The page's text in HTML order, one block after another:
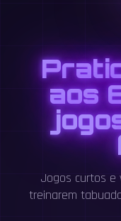
aos
Jogos curtos e
treinarem